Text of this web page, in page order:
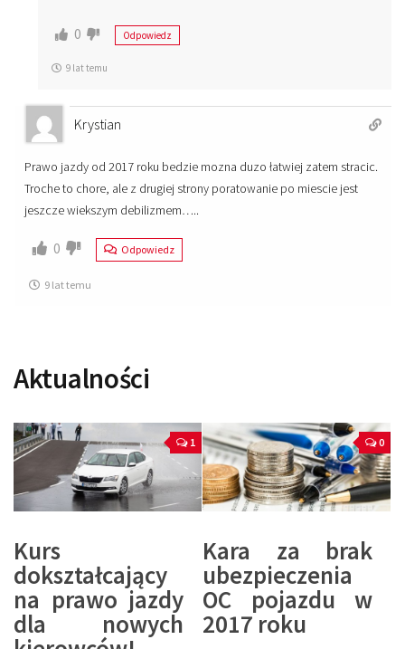
0 Odpowiedz
9 lat temu
Krystian
Prawo jazdy od 2017 roku bedzie mozna duzo łatwiej zatem stracic.
Troche to chore, ale z drugiej strony poratowanie po miescie jest
jeszcze wiekszym debilizmem…..
0 Odpowiedz
9 lat temu
Aktualności
1
Kurs
dokształcający
na prawo jazdy
dla nowych
0
Kara za brak
ubezpieczenia
OC pojazdu w
2017 roku